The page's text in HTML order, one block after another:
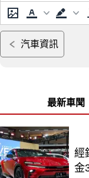
汽車資訊
最新車聞
經
金